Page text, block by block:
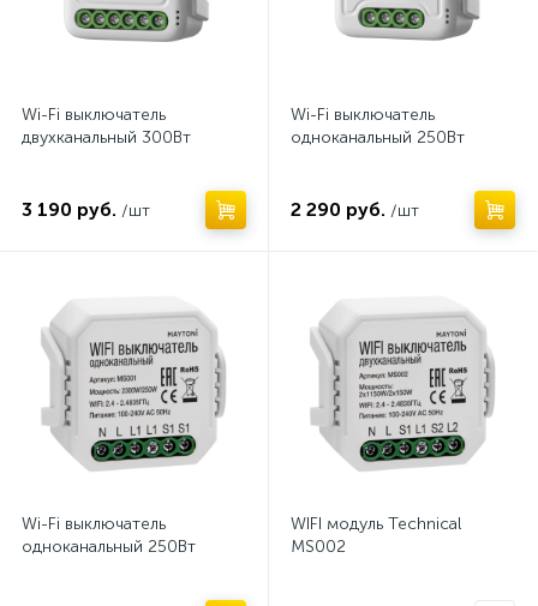
Wi-Fi выключатель
двухканальный 300Вт
3 190 руб. /шт
Wi-Fi выключатель
одноканальный 250Вт
2 290 руб. /шт
Wi-Fi выключатель
одноканальный 250Вт
WIFI модуль Technical
MS002